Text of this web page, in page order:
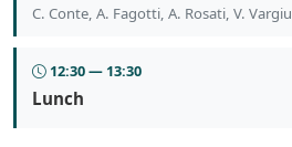
C. Conte, A. Fagotti, A. Rosati, V. Vargiu
12:30 — 13:30
Lunch